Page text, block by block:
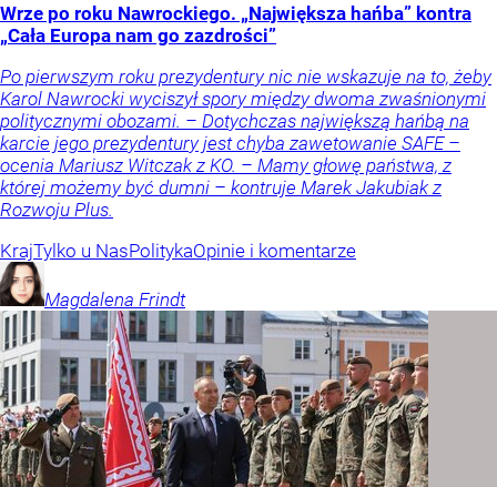
Wrze po roku Nawrockiego. „Największa hańba” kontra
„Cała Europa nam go zazdrości”
Po pierwszym roku prezydentury nic nie wskazuje na to, żeby
Karol Nawrocki wyciszył spory między dwoma zwaśnionymi
politycznymi obozami. – Dotychczas największą hańbą na
karcie jego prezydentury jest chyba zawetowanie SAFE –
ocenia Mariusz Witczak z KO. – Mamy głowę państwa, z
której możemy być dumni – kontruje Marek Jakubiak z
Rozwoju Plus.
KrajTylko u NasPolitykaOpinie i komentarze
Magdalena Frindt